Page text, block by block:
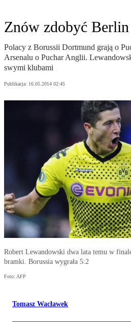
Znów zdobyć Berlin
Polacy z Borussii Dortmund grają o
Arsenalu o Puchar Anglii.
swymi klubami
Publikacja: 16.05.2014 02:45
Robert Lewandowski dwa lata temu w
bramki. Borussia wygrała 5:2
Foto: AFP
Tomasz Wacławek